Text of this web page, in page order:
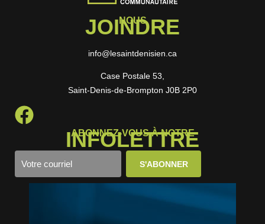
NOUS
JOINDRE
info@lesaintdenisien.ca
Case Postale 53,
Saint-Denis-de-Brompton J0B 2P0
ABONNEZ-VOUS À NOTRE
INFOLETTRE